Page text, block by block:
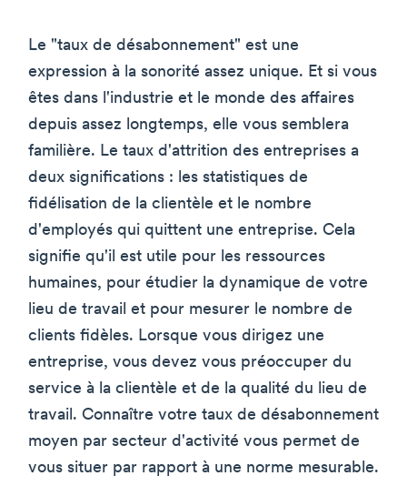
Le "taux de désabonnement" est une
expression à la sonorité assez unique. Et si vous
êtes dans l'industrie et le monde des affaires
depuis assez longtemps, elle vous semblera
familière. Le taux d'attrition des entreprises a
deux significations : les statistiques de
fidélisation de la clientèle et le nombre
d'employés qui quittent une entreprise. Cela
signifie qu'il est utile pour les ressources
humaines, pour étudier la dynamique de votre
lieu de travail et pour mesurer le nombre de
clients fidèles. Lorsque vous dirigez une
entreprise, vous devez vous préoccuper du
service à la clientèle et de la qualité du lieu de
travail. Connaître votre taux de désabonnement
moyen par secteur d'activité vous permet de
vous situer par rapport à une norme mesurable.